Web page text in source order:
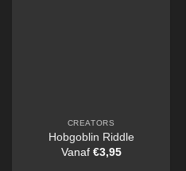
CREATORS
Hobgoblin Riddle
Vanaf €3,95